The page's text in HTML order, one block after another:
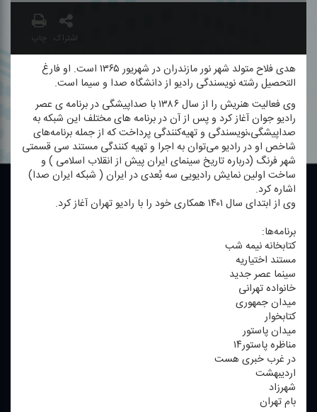
اشتراک چاپ
هدی فلاح متولد شهر نور مازندران در شهریور ۱۳۶۵ است. او فارغ
التحصیل رشته نویسندگی رادیو از دانشگاه صدا و سیما است.
وی فعالیت هنریش را از سال ۱۳۸۶ با صداپیشگی در برنامه ی عصر
رادیو جوان آغاز كرد و پس از آن در برنامه های مختلف این شبكه به
صداپیشگی،نویسندگی و تهیه‌كنندگی پرداخت كه از جمله برنامه‌های
شاخص او در رادیو می‌توان به اجرا و تهیه كنندگی مستند سی قسمتی
شهر فرنگ (درباره تاریخ سینمای ایران پیش از انقلاب اسلامی ) و
ساخت اولین نمایش رادیویی سه بُعدی در ایران ( شبكه ایران صدا)
اشاره كرد.
وی از ابتدای سال ۱۴۰۱ همكاری خود را با رادیو تهران آغاز كرد.
برنامه‌ها:
كتابخانه نیمه شب
مستند اختیاریه
سینما عصر جدید
خانواده تهرانی
میدان جمهوری
كتابخوار
میدان پاستور
مناظره پاستور۱۴
در غرب خبری هست
اردیبهشت
شهرزاد
بام تهران